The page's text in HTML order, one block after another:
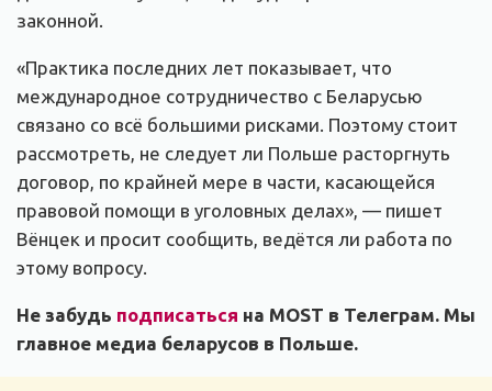
законной.
«Практика последних лет показывает, что
международное сотрудничество с Беларусью
связано со всё большими рисками. Поэтому стоит
рассмотреть, не следует ли Польше расторгнуть
договор, по крайней мере в части, касающейся
правовой помощи в уголовных делах», — пишет
Вёнцек и просит сообщить, ведётся ли работа по
этому вопросу.
Не забудь подписаться на MOST в Телеграм. Мы
главное медиа беларусов в Польше.